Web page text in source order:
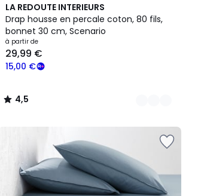
LA REDOUTE INTERIEURS
Drap housse en percale coton, 80 fils,
bonnet 30 cm, Scenario
à partir de
15,00 €
29,99 €
4,5
/ 5
2
Couleurs
4,5
/